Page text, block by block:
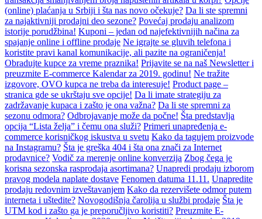
(online) plaćanja u Srbiji i šta nas novo očekuje? Da li ste spremni
za najaktivniji prodajni deo sezone? Povećaj prodaju analizom
istorije porudžbina! Kuponi – jedan od najefektivnijih načina za
spajanje online i offline prodaje Ne igrajte se gluvih telefona i
koristite pravi kanal komunikacije, ali pazite na ograničenja!
Obradujte kupce za vreme praznika! Prijavite se na naš Newsletter i
preuzmite E-commerce Kalendar za 2019. godinu! Ne tražite
izgovore, OVO kupca ne treba da interesuje! Product page –
stranica gde se ukrštaju sve opcije! Da li imate strategiju za
zadržavanje kupaca i zašto je ona važna? Da li ste spremni za
sezonu odmora? Odbrojavanje može da počne! Šta predstavlja
opcija “Lista želja” i čemu ona služi? Primeri unapređenja e-
commerce korisničkog iskustva u svetu Kako da tagujem proizvode
na Instagramu? Šta je greška 404 i šta ona znači za Internet
prodavnice? Vodič za merenje online konverzija Zbog čega je
korisna sezonska rasprodaja asortimana? Unapredi prodaju izborom
pravog modela naplate dostave Fenomen datuma 11.11. Unapredite
prodaju redovnim izveštavanjem Kako da rezervišete odmor putem
interneta i uštedite? Novogodišnja čarolija u službi prodaje Šta je
UTM kod i zašto ga je preporučljivo koristiti? Preuzmite E-